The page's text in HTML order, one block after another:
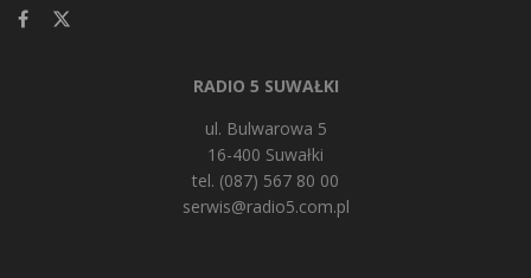
RADIO 5 SUWAŁKI
ul. Bulwarowa 5
16-400 Suwałki
tel. (087) 567 80 00
serwis@radio5.com.pl